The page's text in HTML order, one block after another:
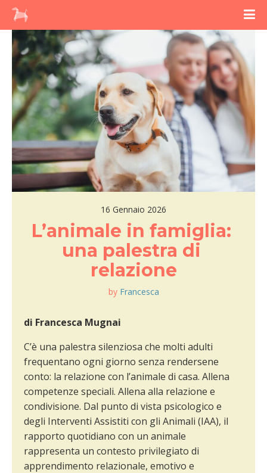
16 Gennaio 2026
L’animale in famiglia:
una palestra di
relazione
by Francesca
di Francesca Mugnai
C’è una palestra silenziosa che molti adulti
frequentano ogni giorno senza rendersene
conto: la relazione con l’animale di casa. Allena
competenze speciali. Allena alla relazione e
condivisione. Dal punto di vista psicologico e
degli Interventi Assistiti con gli Animali (IAA), il
rapporto quotidiano con un animale
rappresenta un contesto privilegiato di
apprendimento relazionale, emotivo e